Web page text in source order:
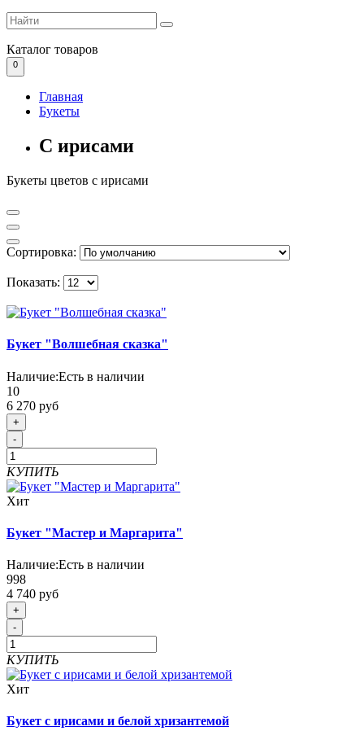
Каталог товаров
0
Главная
Букеты
С ирисами
Букеты цветов с ирисами
Сортировка:
Показать:
Букет "Волшебная сказка"
Наличие:Есть в наличии
10
6 270 руб
+
-
КУПИТЬ
Хит
Букет "Мастер и Маргарита"
Наличие:Есть в наличии
998
4 740 руб
+
-
КУПИТЬ
Хит
Букет с ирисами и белой хризантемой